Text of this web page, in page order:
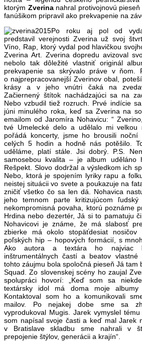
ktorým Zverinanahral protivojnovú pieseň
fanúšikom pripravil ako prekvapenie na
Po roku aj pol od
predstavil verejnosti Zverina už svoj
Víno, Rap, ktorý vydal pod hlavičkou
Zverina Art. Zverina dopredu avizoval
nebolo tak dôležité vlastniť originál
prekvapenie sa skrývalo práve v ňom.
o najprepracovanejší Zverinov obal,
krásy a v jeho vnútri čaká na
Začiernený štítok nachádzajúci sa na
Nebo vzbudil tiež rozruch. Prvé indície
júni minulého roka, keď sa Zverina na
emailom od Jaromíra Nohavicu: “
tvé Umelecké delo a udělalo mi
pořádá koncerty, jsme ho brousili noční
celých 5 hodin a hodně nás potěšilo.
uděláme, platí stále. Jsi dobrý. P.S.
samosebou kvalita – je album uděláno
Rešpekt. Slovo dodržal a výsledkom ich
Nebo, ktorá je spojením lyriky rapu a
neistej situácii vo svete a poukazuje na
zničiť všetko čo sa len dá. Nohavica
jeho temnom parte kritizujúcom
nekompromisná povaha, ktorú poznáme
Hrdina nebo dezertér, Já si to pamatuju
Nohavicovi je známe, že má slabosť
zbierke má okolo stopäťdesiat nosičov
poľských hip – hopových formácií, s
Ako autora a textára ho najviac
inštrumentálnych častí a beatov vlastné
tohto záujmu bola spoločná pieseň Já tam
Squad. Zo slovenskej scény ho zaujal
spolupráci hovorí: „Keď som sa
textársky idol má doma moje
Kontaktoval som ho a komunikovali
mailov. Po nejakej dobe sme sa
vyprodukoval Mugis. Jarek vymyslel
som napísal svoje časti a keď mal Jarek
v Bratislave skladbu sme nahrali v
prepojenie štýlov, generácii a krajín“.